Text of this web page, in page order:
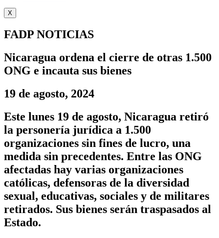
X
FADP NOTICIAS
Nicaragua ordena el cierre de otras 1.500
ONG e incauta sus bienes
19 de agosto, 2024
Este lunes 19 de agosto, Nicaragua retiró
la personería jurídica a 1.500
organizaciones sin fines de lucro, una
medida sin precedentes. Entre las ONG
afectadas hay varias organizaciones
católicas, defensoras de la diversidad
sexual, educativas, sociales y de militares
retirados. Sus bienes serán traspasados al
Estado.